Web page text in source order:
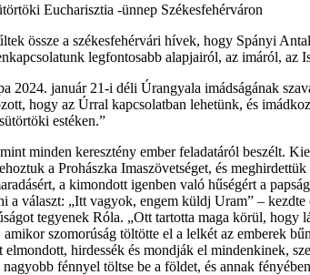
Eucharisztia -ünnep Székesfehérváron
össze a székesfehérvári hívek, hogy Spányi
legfontosabb alapjairól, az imáról, az
2024. január 21-i déli Úrangyala imádságának
hogy az Úrral kapcsolatban lehetünk, és
estéken.”
minden keresztény ember feladatáról beszélt.
a Prohászka Imaszövetséget, és
a kimondott igenben való hűségért a
választ: „Itt vagyok, engem küldj Uram” –
tegyenek Róla. „Ott tartotta maga körül, hogy
szomorúság töltötte el a lelkét az emberek
hirdessék és mondják el mindenkinek,
fénnyel töltse be a földet, és annak